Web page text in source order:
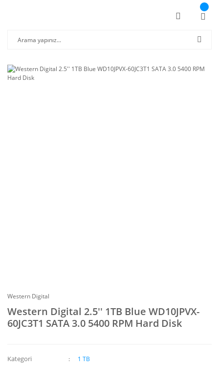
Western Digital
Western Digital 2.5'' 1TB Blue WD10JPVX-
60JC3T1 SATA 3.0 5400 RPM Hard Disk
Kategori 1 TB